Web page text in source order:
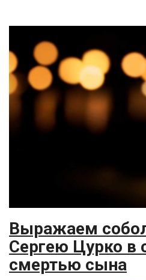
Выражаем
Сергею Цурко в
смертью сына